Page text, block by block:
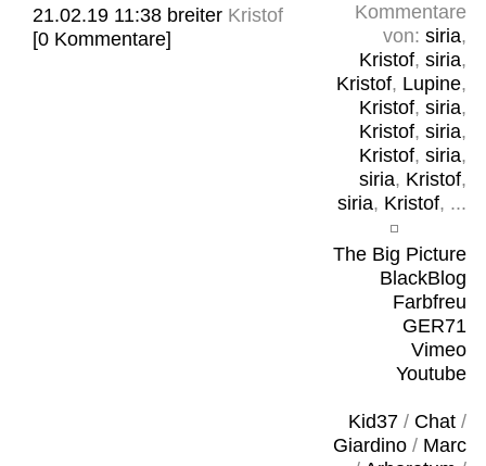
Kommentare
von: siria,
Kristof, siria,
Kristof, Lupine,
Kristof, siria,
Kristof, siria,
Kristof, siria,
siria, Kristof,
siria, Kristof, ...
The Big Picture
BlackBlog
Farbfreu
GER71
Vimeo
Youtube
Kid37/ Chat/
Giardino/ Marc
21.02.19 11:38 breiter Kristof
[0 Kommentare]